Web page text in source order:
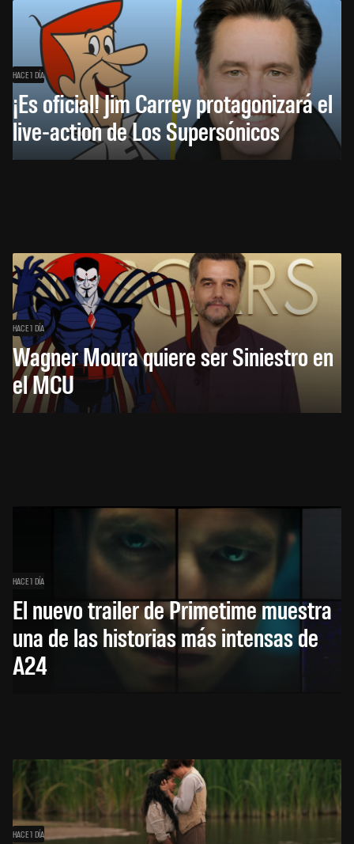
HACE 1 DÍA
¡Es oficial! Jim Carrey protagonizará el
live-action de Los Supersónicos
HACE 1 DÍA
Wagner Moura quiere ser Siniestro en
el MCU
HACE 1 DÍA
El nuevo trailer de Primetime muestra
una de las historias más intensas de
A24
HACE 1 DÍA